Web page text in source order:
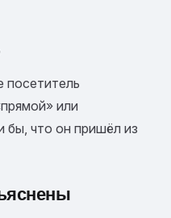
посетитель
или
бы, что он пришёл из